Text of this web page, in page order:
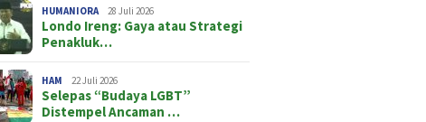
HUMANIORA 28 Juli 2026
Londo Ireng: Gaya atau Strategi
Penakluk…
HAM 22 Juli 2026
Selepas “Budaya LGBT”
Distempel Ancaman …